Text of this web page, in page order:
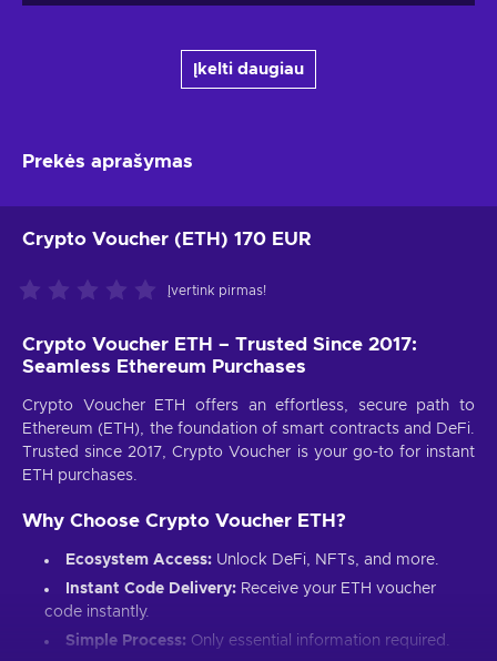
Įkelti daugiau
Prekės aprašymas
Crypto Voucher (ETH) 170 EUR
Įvertink pirmas!
Crypto Voucher ETH – Trusted Since 2017:
Seamless Ethereum Purchases
Crypto Voucher ETH offers an effortless, secure path to
Ethereum (ETH), the foundation of smart contracts and DeFi.
Trusted since 2017, Crypto Voucher is your go-to for instant
ETH purchases.
Why Choose Crypto Voucher ETH?
Ecosystem Access: Unlock DeFi, NFTs, and more.
Instant Code Delivery: Receive your ETH voucher
code instantly.
Simple Process: Only essential information required.